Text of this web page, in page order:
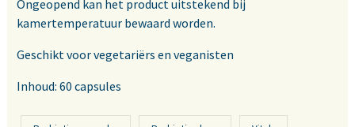
Ongeopend kan het product uitstekend bij
kamertemperatuur bewaard worden.
Geschikt voor vegetariërs en veganisten
Inhoud: 60 capsules